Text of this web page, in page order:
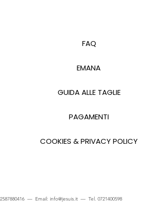
FAQ
EMANA
GUIDA ALLE TAGLIE
PAGAMENTI
COOKIES & PRIVACY POLICY
— Email: info@jesuis.it— Tel. 0721400598